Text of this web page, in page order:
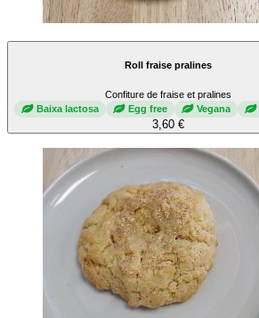
Roll fraise pralines
Confiture de fraise et pralines
Baixa lactosa
Egg free Vegana
3,60 €